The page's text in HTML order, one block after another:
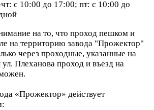
с 10:00 до 17:00; пт: с 10:00 до
на то, что проход пешком и
на территорию завода "Прожектор"
через проходные, указанные на
Плеханова проход и въезд на
«Прожектор» действует